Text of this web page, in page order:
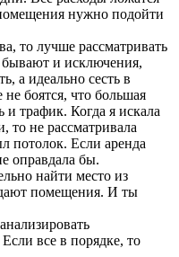
нужно подойти
то лучше рассматривать
и исключения,
а идеально сесть в
боятся, что большая
и трафик. Когда я искала
то не рассматривала
потолок. Если аренда
оправдала бы.
найти место из
помещения. И ты
все в порядке, то